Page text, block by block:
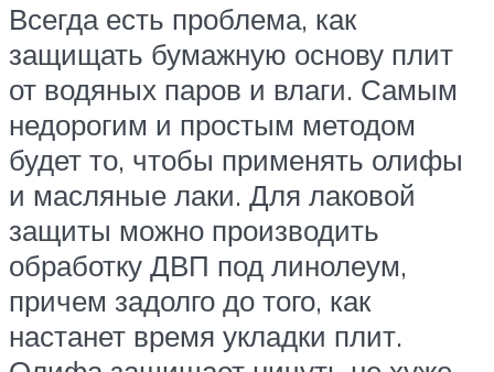
Всегда есть проблема, как
защищать бумажную основу плит
от водяных паров и влаги. Самым
недорогим и простым методом
будет то, чтобы применять олифы
и масляные лаки. Для лаковой
защиты можно производить
обработку ДВП под линолеум,
причем задолго до того, как
настанет время укладки плит.